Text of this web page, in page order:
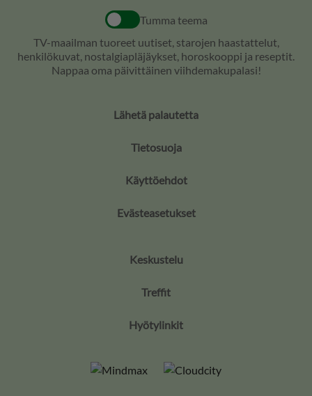
Tumma teema
TV-maailman tuoreet uutiset, starojen haastattelut,
henkilökuvat, nostalgiapläjäykset, horoskooppi ja reseptit.
Nappaa oma päivittäinen viihdemakupalasi!
Lähetä palautetta
Tietosuoja
Käyttöehdot
Evästeasetukset
Keskustelu
Treffit
Hyötylinkit